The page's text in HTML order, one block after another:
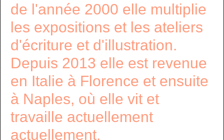
de l'année 2000 elle multiplie
les expositions et les ateliers
d'écriture et d'illustration.
Depuis 2013 elle est revenue
en Italie à Florence et ensuite
à Naples, où elle vit et
travaille actuellement
actuellement.